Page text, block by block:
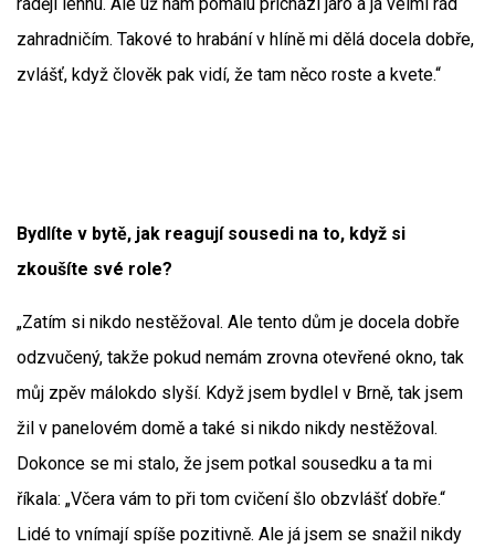
zahradničím. Takové to hrabání v hlíně mi dělá docela dobře,
zvlášť, když člověk pak vidí, že tam něco roste a kvete.“
Bydlíte v bytě, jak reagují sousedi na to, když si
zkoušíte své role?
„Zatím si nikdo nestěžoval. Ale tento dům je docela dobře
odzvučený, takže pokud nemám zrovna otevřené okno, tak
můj zpěv málokdo slyší. Když jsem bydlel v Brně, tak jsem
žil v panelovém domě a také si nikdo nikdy nestěžoval.
Dokonce se mi stalo, že jsem potkal sousedku a ta mi
říkala: „Včera vám to při tom cvičení šlo obzvlášť dobře.“
Lidé to vnímají spíše pozitivně. Ale já jsem se snažil nikdy